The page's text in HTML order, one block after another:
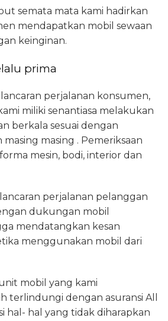
semata mata kami hadirkan
mendapatkan mobil sewaan
keinginan.
prima
perjalanan konsumen,
miliki senantiasa melakukan
berkala sesuai dengan
masing . Pemeriksaan
mesin, bodi, interior dan
perjalanan pelanggan
dukungan mobil
mendatangkan kesan
menggunakan mobil dari
mobil yang kami
terlindungi dengan asuransi All
hal- hal yang tidak diharapkan